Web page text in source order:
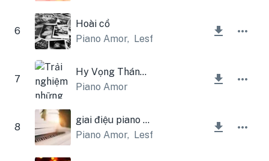
6
Hoài cổ
Piano Amor, Lesfm
7
Hy Vọng Tháng Tư
Piano Amor
8
giai điệu piano đẹp
Piano Amor, Lesfm